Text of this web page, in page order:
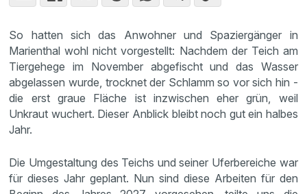
So hatten sich das Anwohner und Spaziergänger in
Marienthal wohl nicht vorgestellt: Nachdem der Teich am
Tiergehege im November abgefischt und das Wasser
abgelassen wurde, trocknet der Schlamm so vor sich hin -
die erst graue Fläche ist inzwischen eher grün, weil
Unkraut wuchert. Dieser Anblick bleibt noch gut ein halbes
Jahr.
Die Umgestaltung des Teichs und seiner Uferbereiche war
für dieses Jahr geplant. Nun sind diese Arbeiten für den